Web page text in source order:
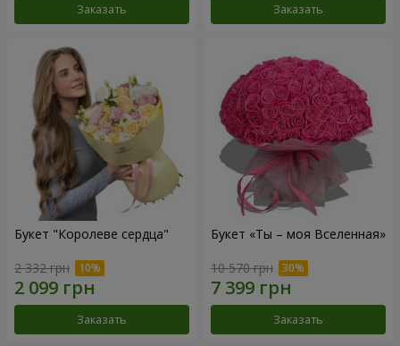
Заказать Заказать
Букет "Королеве сердца"
2 332 грн
Заказать
Букет «Ты – моя Вселенная»
10 570 грн
Заказать